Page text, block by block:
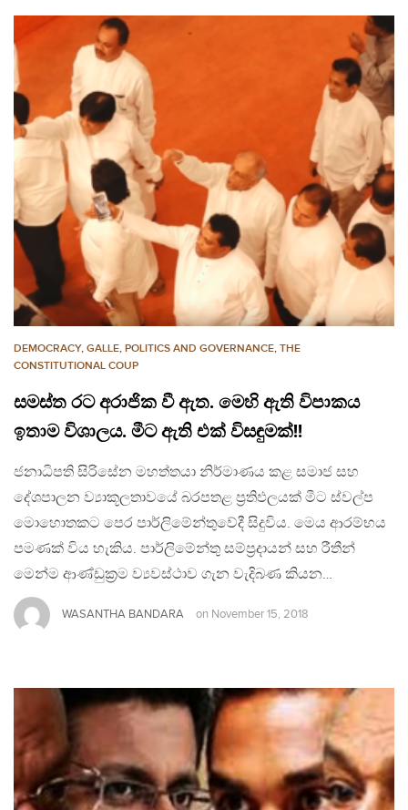
DEMOCRACY, GALLE, POLITICS AND GOVERNANCE, THE
CONSTITUTIONAL COUP
සමස්ත රට අරාජික වී ඇත. මෙහි ඇති විපාකය
ඉතාම විශාලය. මීට ඇති එක් විසඳුමක්!!
ජනාධිපති සිරිසේන මහත්තයා නිර්මාණය කළ සමාජ සහ
දේශපාලන ව්‍යාකූලතාවයේ බරපතළ ප්‍රතිඵලයක් මීට ස්වල්ප
මොහොතකට පෙර පාර්ලිමේන්තුවේදී සිදුවිය. මෙය ආරම්භය
පමණක් විය හැකිය. පාර්ලිමේන්තු සම්ප්‍රදායන් සහ රීතීන්
මෙන්ම ආණ්ඩුක්‍රම ව්‍යවස්ථාව ගැන වැදිබණ කියන…
WASANTHA BANDARA on November 15, 2018